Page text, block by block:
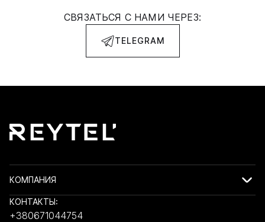
СВЯЗАТЬСЯ С НАМИ ЧЕРЕЗ:
TELEGRAM
КОМПАНИЯ
КОНТАКТЫ:
+380671044754